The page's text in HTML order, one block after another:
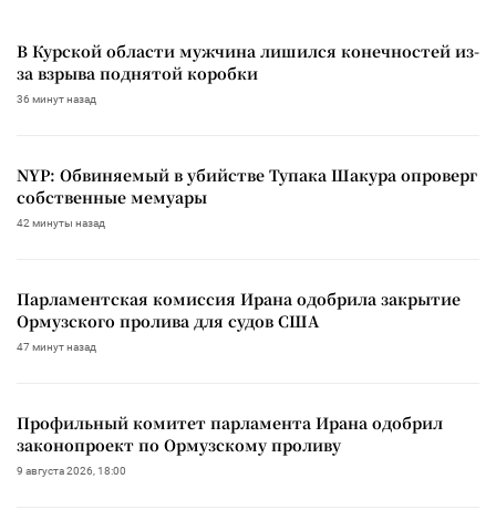
В Курской области мужчина лишился конечностей из-
за взрыва поднятой коробки
36 минут назад
NYP: Обвиняемый в убийстве Тупака Шакура опроверг
собственные мемуары
42 минуты назад
Парламентская комиссия Ирана одобрила закрытие
Ормузского пролива для судов США
47 минут назад
Профильный комитет парламента Ирана одобрил
законопроект по Ормузскому проливу
9 августа 2026, 18:00